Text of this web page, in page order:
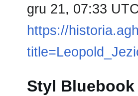
gru 21, 07:33
https://
Styl Bluebook